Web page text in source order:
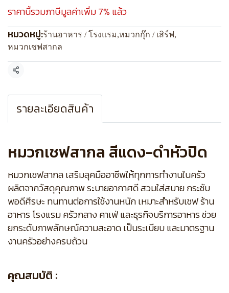
ราคานี้รวมภาษีมูลค่าเพิ่ม 7% แล้ว
หมวดหมู่:ร้านอาหาร / โรงแรม,หมวกกุ๊ก / เสิร์ฟ,
หมวกเชฟสากล
แชร์
รายละเอียดสินค้า
หมวกเชฟสากล สีแดง-ดำหัวปิด
หมวกเชฟสากล เสริมลุคมืออาชีพให้ทุกการทำงานในครัว
ผลิตจากวัสดุคุณภาพ ระบายอากาศดี สวมใส่สบาย กระชับ
พอดีศีรษะ ทนทานต่อการใช้งานหนัก เหมาะสำหรับเชฟ ร้าน
อาหาร โรงแรม ครัวกลาง คาเฟ่ และธุรกิจบริการอาหาร ช่วย
ยกระดับภาพลักษณ์ความสะอาด เป็นระเบียบ และมาตรฐาน
งานครัวอย่างครบถ้วน
คุณสมบัติ :